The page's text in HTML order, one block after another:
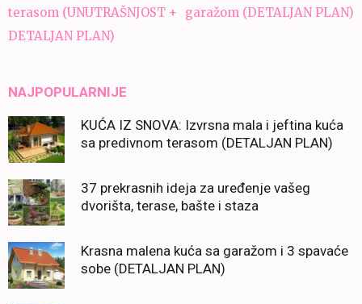
terasom (UNUTRAŠNJOST +
DETALJAN PLAN)
garažom (DETALJAN PLAN)
NAJPOPULARNIJE
KUĆA IZ SNOVA: Izvrsna mala i jeftina kuća
sa predivnom terasom (DETALJAN PLAN)
37 prekrasnih ideja za uređenje vašeg
dvorišta, terase, bašte i staza
Krasna malena kuća sa garažom i 3 spavaće
sobe (DETALJAN PLAN)